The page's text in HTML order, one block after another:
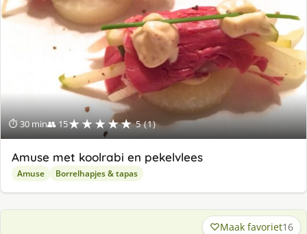
⏱ 30 min👥 15★★★★★ 5 (1)
Amuse met koolrabi en pekelvlees
Amuse Borrelhapjes & tapas
Maak favoriet16